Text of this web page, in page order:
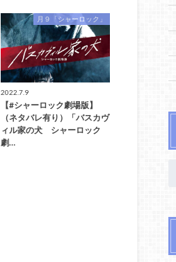
月９「シャーロック」
2022.7.9
【#シャーロック劇場版】
（ネタバレ有り）「バスカヴ
ィル家の犬 シャーロック
劇…